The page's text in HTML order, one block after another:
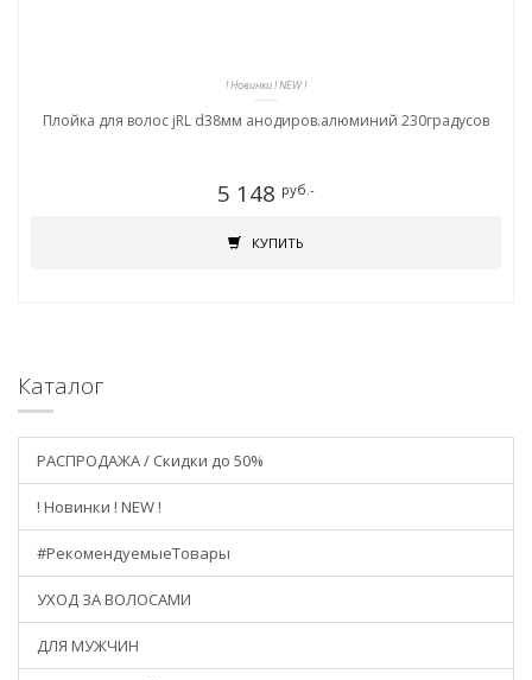
! Новинки ! NEW !
Плойка для волос jRL d38мм анодиров.алюминий 230градусов
5 148 руб.-
КУПИТЬ
Каталог
РАСПРОДАЖА / Скидки до 50%
! Новинки ! NEW !
#РекомендуемыеТовары
УХОД ЗА ВОЛОСАМИ
ДЛЯ МУЖЧИН